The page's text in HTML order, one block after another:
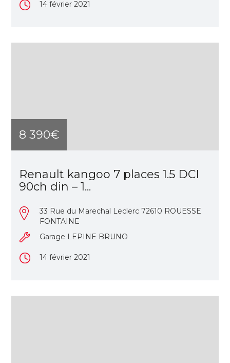
14 février 2021
8 390€
Renault kangoo 7 places 1.5 DCI
90ch din – 1...
33 Rue du Marechal Leclerc 72610 ROUESSE
FONTAINE
Garage LEPINE BRUNO
14 février 2021